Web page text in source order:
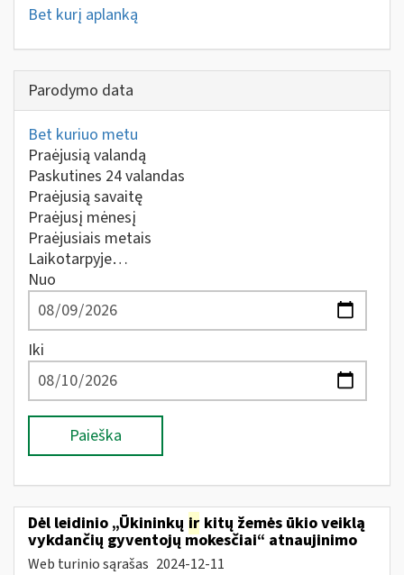
Bet kurį aplanką
Parodymo data
Bet kuriuo metu
Praėjusią valandą
Paskutines 24 valandas
Praėjusią savaitę
Praėjusį mėnesį
Praėjusiais metais
Laikotarpyje…
Nuo
Iki
Paieška
Dėl leidinio „Ūkininkų ir kitų žemės ūkio veiklą
vykdančių gyventojų mokesčiai“ atnaujinimo
Web turinio sąrašas 2024-12-11